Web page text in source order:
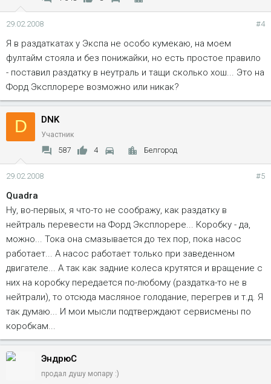
29.02.2008 #4
Я в раздаткатах у Экспа не особо кумекаю, на моем
фултайм стояла и без понижайки, но есть простое правило
- поставил раздатку в неутраль и тащи сколько хош... Это на
Форд Эксплорере возможно или никак?
D DNK
Участник
587 4 Белгород
29.02.2008 #5
Quadra
Ну, во-первых, я что-то не соображу, как раздатку в
нейтраль перевести на Форд Эксплорере... Коробку - да,
можно... Тока она смазывается до тех пор, пока насос
работает... А насос работает только при заведенном
двигателе... А так как задние колеса крутятся и вращение с
них на коробку передается по-любому (раздатка-то не в
нейтрали), то отсюда масляное голодание, перегрев и т.д. Я
так думаю... И мои мысли подтверждают сервисмены по
коробкам...
ЭндрюС
продал душу мопару :)